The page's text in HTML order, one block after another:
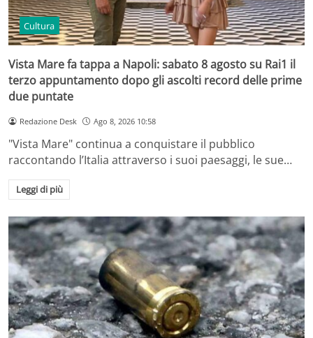
Cultura
Vista Mare fa tappa a Napoli: sabato 8 agosto su Rai1 il
terzo appuntamento dopo gli ascolti record delle prime
due puntate
Redazione Desk Ago 8, 2026 10:58
"Vista Mare" continua a conquistare il pubblico
raccontando l’Italia attraverso i suoi paesaggi, le sue…
Leggi di più